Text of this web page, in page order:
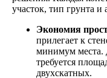
участок, тип грунта и
Экономия
прилегает к
минимум места.
требуется
двухскатных.